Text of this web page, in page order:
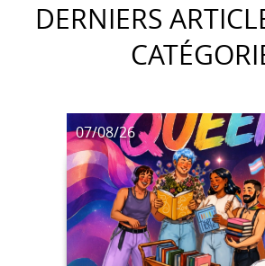
DERNIERS
07/08/26